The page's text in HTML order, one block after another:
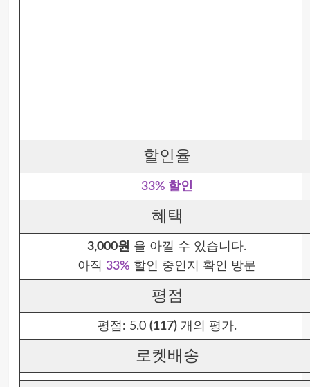
할인율
33% 할인
혜택
3,000원 을 아낄 수 있습니다.
아직 33% 할인 중인지 확인 방문
평점
평점: 5.0 (117)개의 평가.
로켓배송